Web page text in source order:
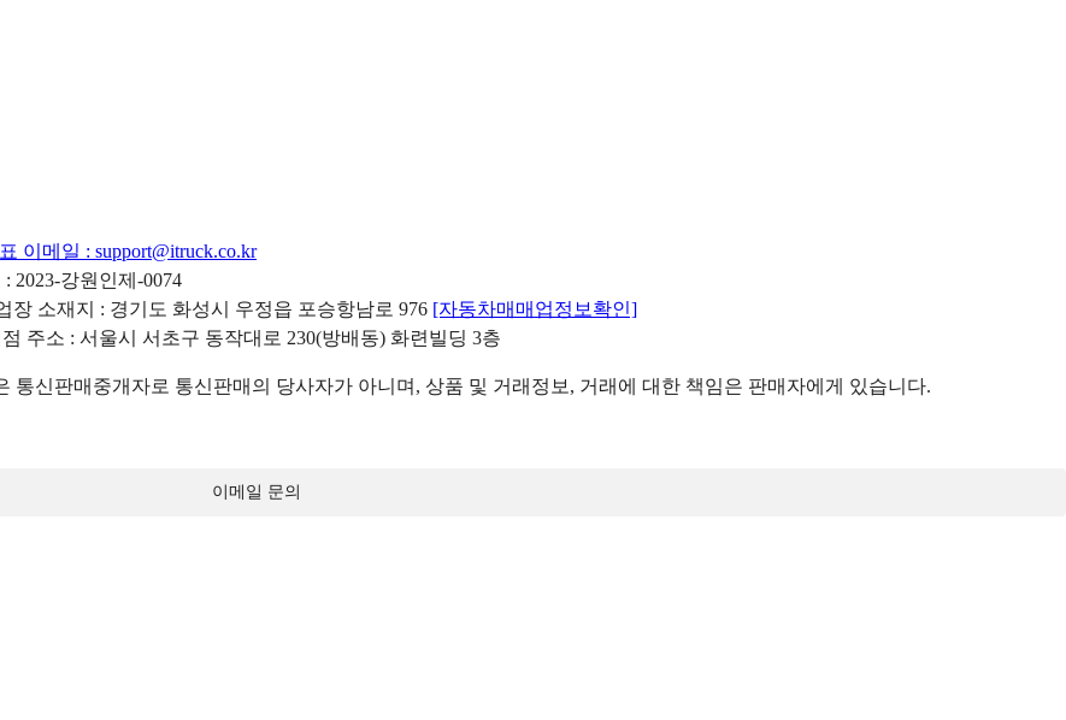
이메일 : support@itruck.co.kr
: 2023-강원인제-0074
장 소재지 : 경기도 화성시 우정읍 포승항남로 976 [자동차매매업정보확인]
주소 : 서울시 서초구 동작대로 230(방배동) 화련빌딩 3층
신판매중개자로 통신판매의 당사자가 아니며, 상품 및 거래정보, 거래에 대한 책임은 판매자에게 있습니다.
이메일 문의